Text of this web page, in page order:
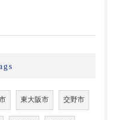
東大阪市 交野市